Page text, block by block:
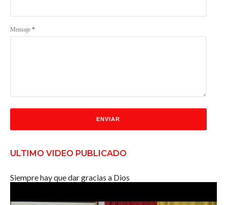
Mensaje *
ULTIMO VIDEO PUBLICADO
Siempre hay que dar gracias a Dios